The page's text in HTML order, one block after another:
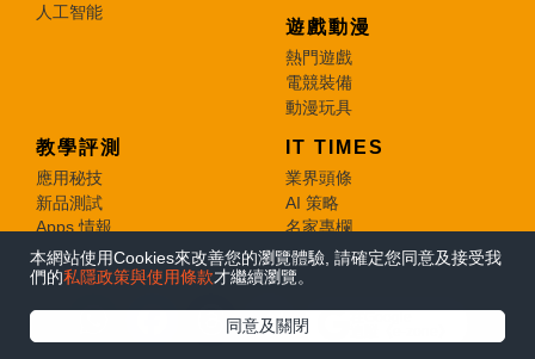
人工智能
遊戲動漫
熱門遊戲
電競裝備
動漫玩具
教學評測
應用秘技
新品測試
Apps 情報
IT TIMES
業界頭條
AI 策略
名家專欄
其他
聯絡/關於我們
本網站使用Cookies來改善您的瀏覽體驗, 請確定您同意及接受我
們的私隱政策與使用條款才繼續瀏覽。
同意及關閉